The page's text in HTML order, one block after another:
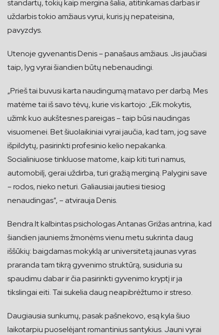
standartų, tokių kaip mergina šalia, atitinkamas darbas ir
uždarbis tokio amžiaus vyrui, kuris jų nepateisina,
pavyzdys.
Utenoje gyvenantis Denis – panašaus amžiaus. Jis jaučiasi
taip, lyg vyrai šiandien būtų nebenaudingi.
„Prieš tai buvusi karta naudingumą matavo per darbą. Mes
matėme tai iš savo tėvų, kurie vis kartojo: „Eik mokytis,
užimk kuo aukštesnes pareigas – taip būsi naudingas
visuomenei. Bet šiuolaikiniai vyrai jaučia, kad tam, jog save
išpildytų, pasirinkti profesinio kelio nepakanka.
Socialiniuose tinkluose matome, kaip kiti turi namus,
automobilį, gerai uždirba, turi gražią merginą. Palygini save
– rodos, nieko neturi. Galiausiai jautiesi tiesiog
nenaudingas“, – atvirauja Denis.
Bendra.lt kalbintas psichologas Antanas Grižas antrina, kad
šiandien jauniems žmonėms vienu metu sukrinta daug
iššūkių: baigdamas mokyklą ar universitetą jaunas vyras
praranda tam tikrą gyvenimo struktūrą, susiduria su
spaudimu dabar ir čia pasirinkti gyvenimo kryptį ir ja
tikslingai eiti. Tai sukelia daug neapibrėžtumo ir streso.
Daugiausia sunkumų, pasak pašnekovo, esą kyla šiuo
laikotarpiu puoselėjant romantinius santykius. Jauni vyrai